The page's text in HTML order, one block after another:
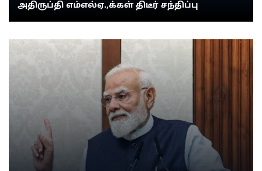
அதிருப்தி எம்எல்ஏ.,க்கள் திடீர் சந்திப்பு